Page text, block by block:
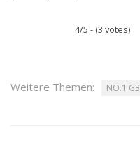
4/5 - (3 votes)
Weitere Themen: NO.1 G3